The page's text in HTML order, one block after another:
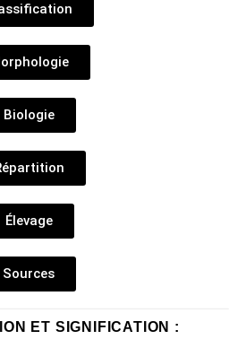
Biologie
Élevage
Sources
ET SIGNIFICATION :